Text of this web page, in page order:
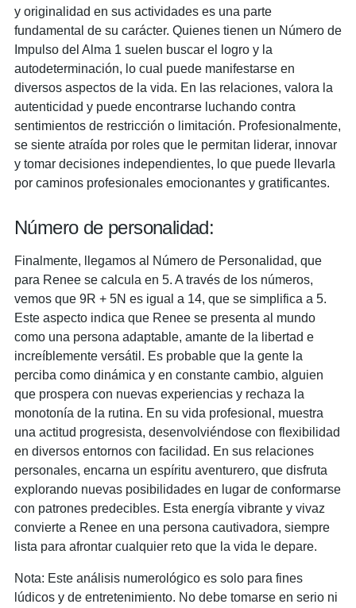
y originalidad en sus actividades es una parte
fundamental de su carácter. Quienes tienen un Número de
Impulso del Alma 1 suelen buscar el logro y la
autodeterminación, lo cual puede manifestarse en
diversos aspectos de la vida. En las relaciones, valora la
autenticidad y puede encontrarse luchando contra
sentimientos de restricción o limitación. Profesionalmente,
se siente atraída por roles que le permitan liderar, innovar
y tomar decisiones independientes, lo que puede llevarla
por caminos profesionales emocionantes y gratificantes.
Número de personalidad:
Finalmente, llegamos al Número de Personalidad, que
para Renee se calcula en 5. A través de los números,
vemos que 9R + 5N es igual a 14, que se simplifica a 5.
Este aspecto indica que Renee se presenta al mundo
como una persona adaptable, amante de la libertad e
increíblemente versátil. Es probable que la gente la
perciba como dinámica y en constante cambio, alguien
que prospera con nuevas experiencias y rechaza la
monotonía de la rutina. En su vida profesional, muestra
una actitud progresista, desenvolviéndose con flexibilidad
en diversos entornos con facilidad. En sus relaciones
personales, encarna un espíritu aventurero, que disfruta
explorando nuevas posibilidades en lugar de conformarse
con patrones predecibles. Esta energía vibrante y vivaz
convierte a Renee en una persona cautivadora, siempre
lista para afrontar cualquier reto que la vida le depare.
Nota: Este análisis numerológico es solo para fines
lúdicos y de entretenimiento. No debe tomarse en serio ni